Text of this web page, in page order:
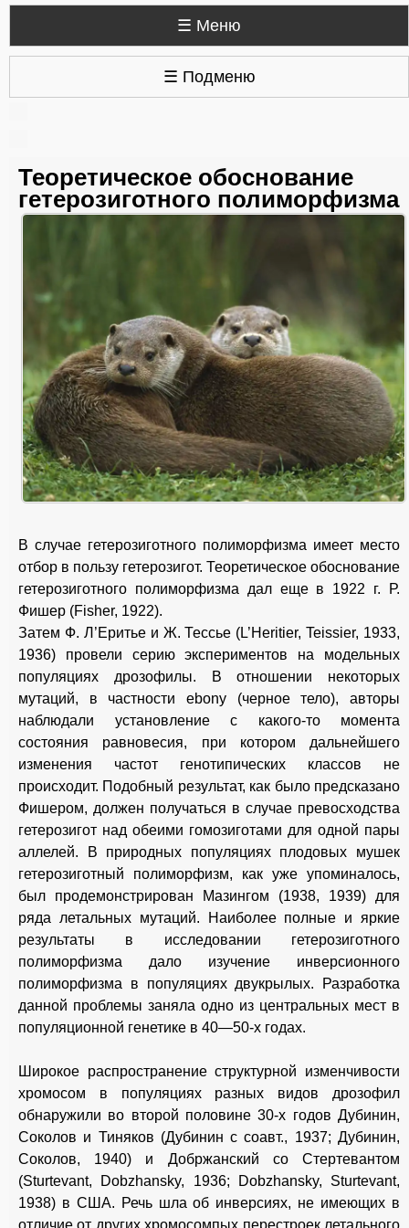
☰ Меню
☰ Подменю
Теоретическое обоснование
гетерозиготного полиморфизма
В случае гетерозиготного полиморфизма имеет место
отбор в пользу гетерозигот. Теоретическое обоснование
гетерозиготного полиморфизма дал еще в 1922 г. Р.
Фишер (Fisher, 1922).
Затем Ф. Л’Еритье и Ж. Тессье (L’Heritier, Teissier, 1933,
1936) провели серию экспериментов на модельных
популяциях дрозофилы. В отношении некоторых
мутаций, в частности ebony (черное тело), авторы
наблюдали установление с какого-то момента
состояния равновесия, при котором дальнейшего
изменения частот генотипических классов не
происходит. Подобный результат, как было предсказано
Фишером, должен получаться в случае превосходства
гетерозигот над обеими гомозиготами для одной пары
аллелей. В природных популяциях плодовых мушек
гетерозиготный полиморфизм, как уже упоминалось,
был продемонстрирован Мазингом (1938, 1939) для
ряда летальных мутаций. Наиболее полные и яркие
результаты в исследовании гетерозиготного
полиморфизма дало изучение инверсионного
полиморфизма в популяциях двукрылых. Разработка
данной проблемы заняла одно из центральных мест в
популяционной генетике в 40—50-х годах.
Широкое распространение структурной изменчивости
хромосом в популяциях разных видов дрозофил
обнаружили во второй половине 30-х годов Дубинин,
Соколов и Тиняков (Дубинин с соавт., 1937; Дубинин,
Соколов, 1940) и Добржанский со Стертевантом
(Sturtevant, Dobzhansky, 1936; Dobzhansky, Sturtevant,
1938) в США. Речь шла об инверсиях, не имеющих в
отличие от других хромосомпых перестроек летального